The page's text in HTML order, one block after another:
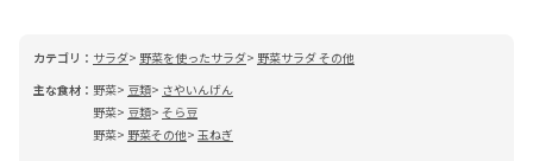
カテゴリ： サラダ 野菜を使ったサラダ
野菜サラダ その他
主な食材： 野菜 豆類
さやいんげん
野菜
豆類 そら豆
野菜
野菜その他 玉ねぎ